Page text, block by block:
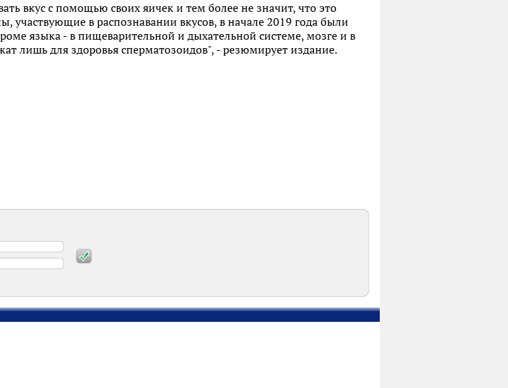
вкус с помощью своих яичек и тем более не значит, что это
участвующие в распознавании вкусов, в начале 2019 года были
языка - в пищеварительной и дыхательной системе, мозге и в
лишь для здоровья сперматозоидов", - резюмирует издание.